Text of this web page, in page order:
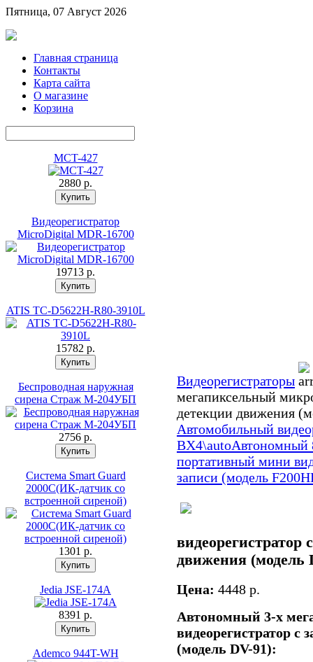
Пятница, 07 Август 2026
Главная страница
Контакты
Карта сайта
О магазине
Корзина
MCT-427
2880 p.
Видеорегистратор
MicroDigital MDR-16700
19713 p.
ATIS TC-D5622H-R80-3910L
15782 p.
Беспроводная наружная
сирена Страж М-204УБП
2756 p.
Система Smart Guard
2000С(ИК-датчик со
встроенной сиреной)
1301 p.
Jedia JSE-174A
8391 p.
Ademco 944T-WH
Видеорегистраторы
мегапиксельный
детекции движения
Автомобильный
BX4\autoАвтономный
портативный мини
записи (модель
видеорегистратор
движения (модель
Цена: 4448 p.
Автономный 3-х
видеорегистратор с
(модель DV-91):